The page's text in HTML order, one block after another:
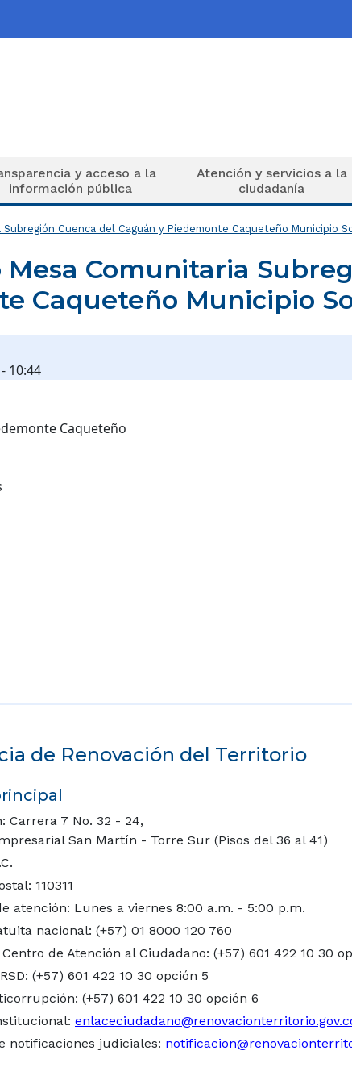
principaly acceso a la
información pública
Atención y servicios a la
ciudadanía
Cuenca del Caguán y Piedemonte Caqueteño Municipio
Comunitaria
Caqueteño Municipio
10:44
Caqueteño
de Renovación del Territorio
Carrera 7 No. 32 - 24,
San Martín - Torre Sur (Pisos del 36 al 41)
110311
atención: Lunes a viernes 8:00 a.m. - 5:00 p.m.
nacional: (+57) 01 8000 120 760
de Atención al Ciudadano: (+57) 601 422 10 30
(+57) 601 422 10 30 opción 5
(+57) 601 422 10 30 opción 6
notificaciones judiciales: